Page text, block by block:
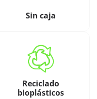
Sin caja
Reciclado
bioplásticos